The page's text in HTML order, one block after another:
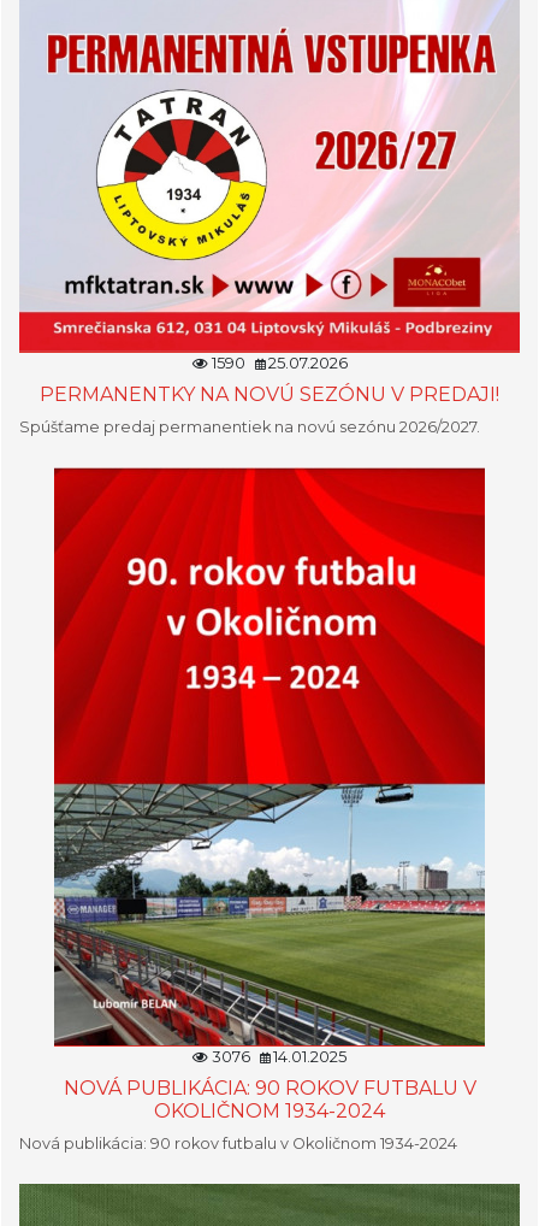
1590 25.07.2026
PERMANENTKY NA NOVÚ SEZÓNU V PREDAJI!
Spúšťame predaj permanentiek na novú sezónu 2026/2027.
3076 14.01.2025
NOVÁ PUBLIKÁCIA: 90 ROKOV FUTBALU V
OKOLIČNOM 1934-2024
Nová publikácia: 90 rokov futbalu v Okoličnom 1934-2024